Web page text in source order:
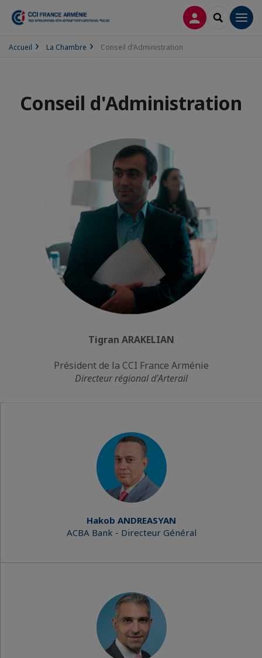
CONNEXION
Accueil La Chambre Conseil d'Administration
Conseil d'Administration
Tigran ARAKELIAN
Président de la CCI France Arménie
Directeur régional d'Arterail
Hakob ANDREASYAN
ACBA Bank - Directeur Général